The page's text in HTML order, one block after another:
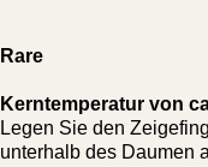
Rare
Kerntemperatur von
Legen Sie den
unterhalb des Daumen